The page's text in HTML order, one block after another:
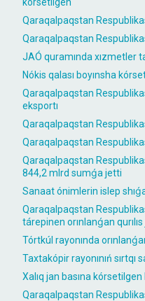
Qaraqalpaqstan
Qaraqalpaqstan
JAÓ quramında xızmetler
Nókis qalası boyınsha
Qaraqalpaqstan
eksportı
Qaraqalpaqstan
Qaraqalpaqstan
Qaraqalpaqstan
844,2 mlrd sumǵa jetti
Sanaat ónimlerin islep
Qaraqalpaqstan
tárepinen orınlanǵan qurılıs
Tórtkúl rayonında
Taxtakópir rayonınıń sırtqı
Xalıq jan basına
Qaraqalpaqstan